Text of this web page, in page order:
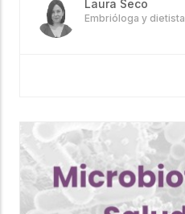
Laura Seco
Embrióloga y dietista